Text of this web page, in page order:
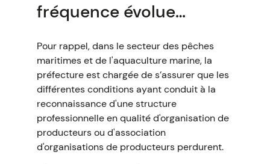
fréquence évolue…
Pour rappel, dans le secteur des pêches
maritimes et de l'aquaculture marine, la
préfecture est chargée de s’assurer que les
différentes conditions ayant conduit à la
reconnaissance d'une structure
professionnelle en qualité d'organisation de
producteurs ou d'association
d'organisations de producteurs perdurent.